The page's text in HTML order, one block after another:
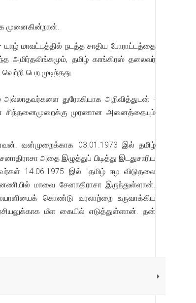
முனைகின்றான்.
யாழ் மாவட்டத்தில் நடத்த சாதிய போராட்டத்தை
அமிர்தலிங்கமும், தமிழ் காங்கிரஸ் தலைவர்
பெற முடிந்தது.
அல்லாதவர்களை துரோகியாக அறிவித்துடன் -
சிந்தனைமுறைக்கு முரணான அனைத்தையும்
வன்முறைக்காக 03.01.1973 இல் தமிழ்
அதை இழுத்துப் பிடித்து இடதுசாரிய
14.06.1975 இல் "தமிழ் ஈழ விடுதலை
மாவை சேனாதிராசா இருந்துள்ளான்.
கொண்டு வரலாற்றை உருவாக்கிய
மீள கையில் எடுத்துள்ளான். தன்